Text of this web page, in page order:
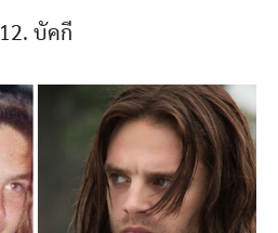
12. บัคกี